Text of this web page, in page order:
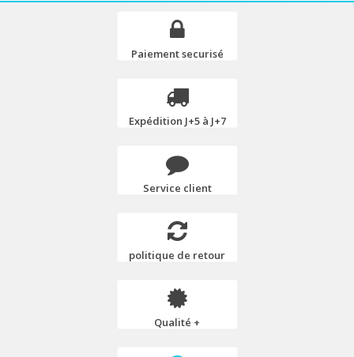
Paiement securisé
Expédition J+5 à J+7
Service client
politique de retour
Qualité +